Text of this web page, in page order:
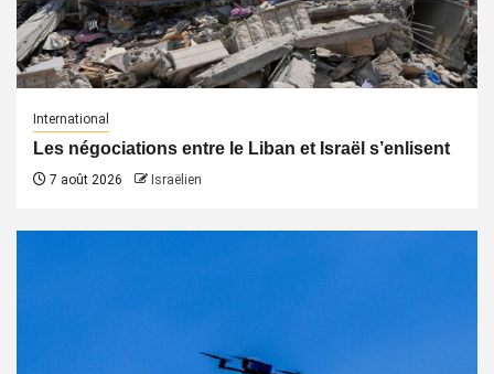
International
Les négociations entre le Liban et Israël s’enlisent
7 août 2026 Israëlien